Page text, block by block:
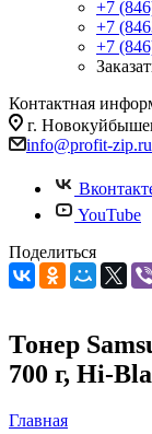
+7
+7
+7
Контактная
г.
info@profit-zip.ru
YouTube
Поделиться
Тонер
700 г, Hi-
Главная